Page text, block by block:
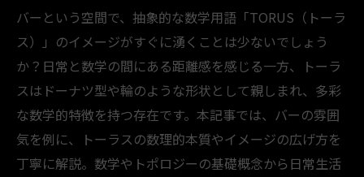
バーという空間で、抽象的な数学用語「TORUS（トーラ
ス）」のイメージがすぐに湧くことは少ないでしょう
か？日常と数学の間にある距離感を感じる一方、トーラ
スはドーナツ型や輪のような形状として親しまれ、多彩
な数学的特徴を持つ存在です。本記事では、バーの雰囲
気を例に、トーラスの数理的本質やイメージの広げ方を
丁寧に解説。数学やトポロジーの基礎概念から日常生活